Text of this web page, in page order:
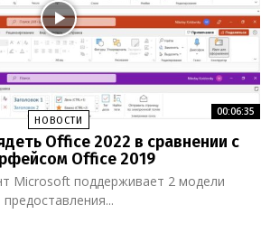
НОВОСТИ
00:06:35
Office 2022 в сравнении с
Office 2019
предоставления...